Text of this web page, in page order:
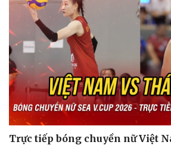
Trực tiếp bóng chuyền nữ Việt